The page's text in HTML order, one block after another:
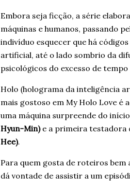
Embora seja ficção, a série
máquinas e humanos, passando
indivíduo esquecer que há
artificial, até o lado sombrio da
psicológicos do excesso de
Holo (holograma da inteligência
mais gostoso em My Holo Love é
uma máquina surpreende do
Hyun-Min) e a primeira testadora
Hee).
Para quem gosta de roteiros
dá vontade de assistir a um